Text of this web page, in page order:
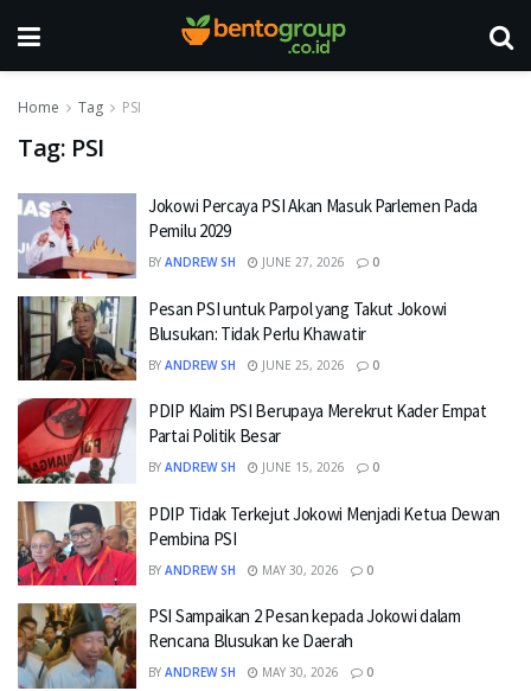
Home Tag PSI
Tag: PSI
Jokowi Percaya PSI Akan Masuk Parlemen Pada
Pemilu 2029
BY ANDREW SH JUNE 27, 2026 0
Pesan PSI untuk Parpol yang Takut Jokowi
Blusukan: Tidak Perlu Khawatir
BY ANDREW SH JUNE 25, 2026 0
PDIP Klaim PSI Berupaya Merekrut Kader Empat
Partai Politik Besar
BY ANDREW SH JUNE 15, 2026 0
PDIP Tidak Terkejut Jokowi Menjadi Ketua Dewan
Pembina PSI
BY ANDREW SH MAY 30, 2026 0
PSI Sampaikan 2 Pesan kepada Jokowi dalam
Rencana Blusukan ke Daerah
BY ANDREW SH MAY 30, 2026 0